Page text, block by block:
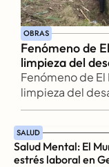
OBRAS
Fenómeno de
limpieza del
Fenómeno de El
limpieza del
SALUD
Salud Mental: El
estrés laboral en